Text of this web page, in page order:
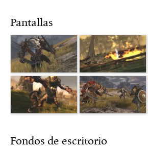
Pantallas
Fondos de escritorio